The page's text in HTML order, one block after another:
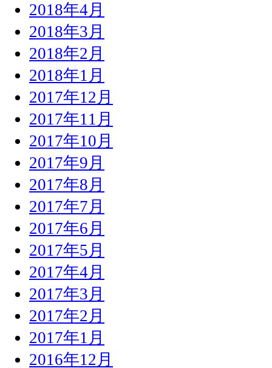
2018年4月
2018年3月
2018年2月
2018年1月
2017年12月
2017年11月
2017年10月
2017年9月
2017年8月
2017年7月
2017年6月
2017年5月
2017年4月
2017年3月
2017年2月
2017年1月
2016年12月